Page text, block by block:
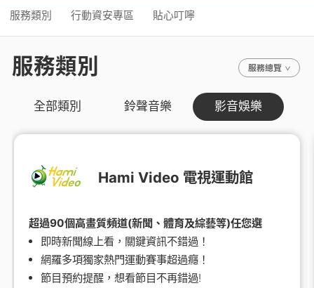
服務類別 行動資安專區 貼心叮嚀
服務類別 服務總覽
全部類別 鈴聲音樂 影音娛樂
Hami Video 電視運動館
超過90個高畫質頻道(新聞、體育及綜藝等)任您選
即時新聞線上看，關鍵資訊不錯過！
網羅多項獨家熱門運動賽事超過癮！
節目預約提醒，想看節目不再錯過!